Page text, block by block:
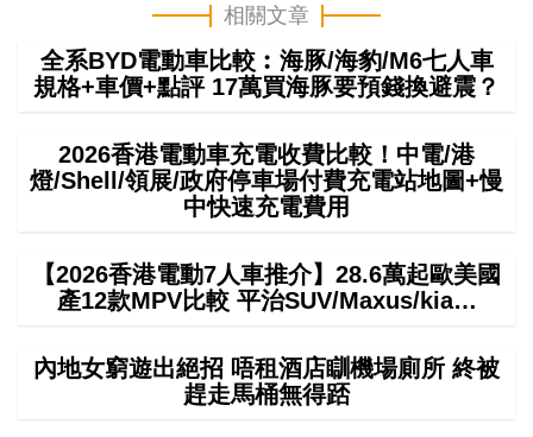
相關文章
全系BYD電動車比較︰海豚/海豹/M6七人車
規格+車價+點評 17萬買海豚要預錢換避震？
2026香港電動車充電收費比較！中電/港
燈/Shell/領展/政府停車場付費充電站地圖+慢
中快速充電費用
【2026香港電動7人車推介】28.6萬起歐美國
產12款MPV比較 平治SUV/Maxus/kia…
內地女窮遊出絕招 唔租酒店瞓機場廁所 終被
趕走馬桶無得踎